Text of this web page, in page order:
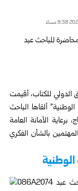
للكتاب، أقيمت
ألقاها الباحث
برعاية الأمانة العامة
بالشأن الفكري
الوطنية